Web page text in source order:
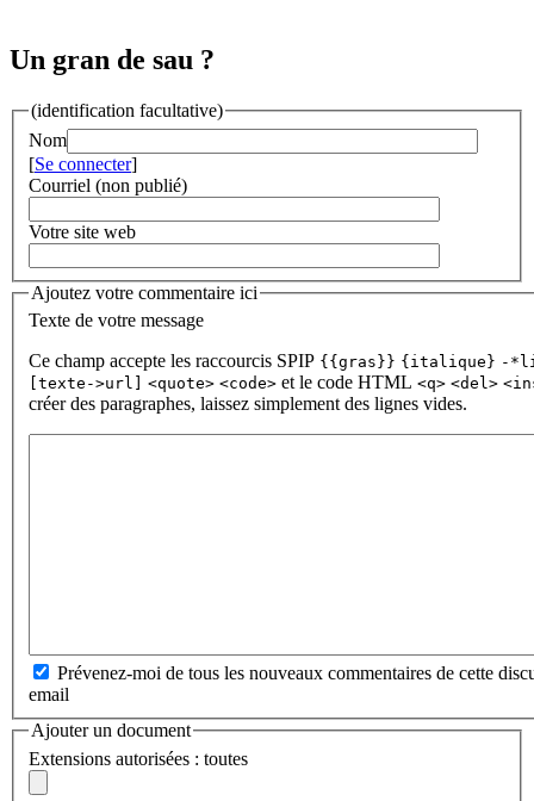
Un gran de sau ?
(identification facultative)
Nom
[Se connecter]
Courriel (non publié)
Votre site web
Ajoutez votre commentaire ici
Texte de votre message
Ce champ accepte les raccourcis SPIP {{gras}} {italique} -
[texte->url]
<quote> <code> et le code HTML <q> <del>
créer des paragraphes, laissez simplement des lignes vides.
Prévenez-moi de tous les nouveaux commentaires de cette
email
Ajouter un document
Extensions autorisées : toutes